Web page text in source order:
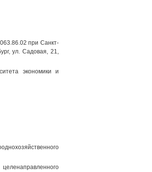
при Санкт-
ул. Садовая, 21,
экономики и